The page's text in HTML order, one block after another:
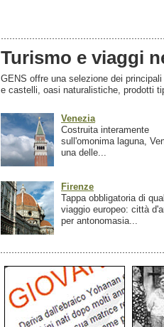
Turismo e viaggi
GENS offre una selezione dei
e castelli, oasi naturalistiche, prodotti
Venezia
Costruita interamente
sull'omonima laguna,
una delle...
Firenze
Tappa obbligatoria di
viaggio europeo: città
per antonomasia...